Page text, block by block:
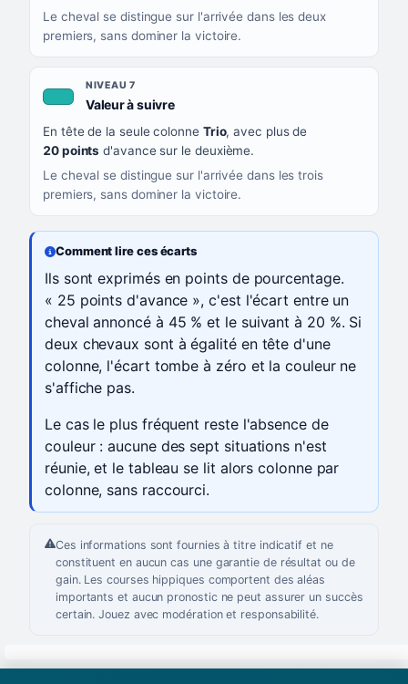
Le cheval se distingue sur l'arrivée dans les deux
premiers, sans dominer la victoire.
NIVEAU 7
Valeur à suivre, couleur turquoise
En tête de la seule colonne Trio, avec plus de
20 points d'avance sur le deuxième.
Le cheval se distingue sur l'arrivée dans les trois
premiers, sans dominer la victoire.
Comment lire ces écarts
Ils sont exprimés en points de pourcentage.
« 25 points d'avance », c'est l'écart entre un
cheval annoncé à 45 % et le suivant à 20 %. Si
deux chevaux sont à égalité en tête d'une
colonne, l'écart tombe à zéro et la couleur ne
s'affiche pas.
Le cas le plus fréquent reste l'absence de
couleur : aucune des sept situations n'est
réunie, et le tableau se lit alors colonne par
colonne, sans raccourci.
Ces informations sont fournies à titre indicatif et ne
constituent en aucun cas une garantie de résultat ou de
gain. Les courses hippiques comportent des aléas
importants et aucun pronostic ne peut assurer un succès
certain. Jouez avec modération et responsabilité.